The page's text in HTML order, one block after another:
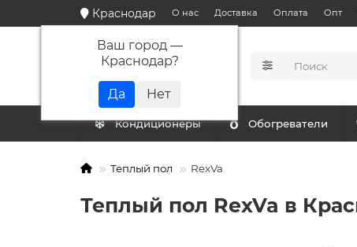
Краснодар
Ваш город —
Краснодар?
О нас Доставка Оплата Опт
КАТАЛОГ
Кондиционеры Обогреватели
Теплый пол RexVa
Теплый пол RexVa в